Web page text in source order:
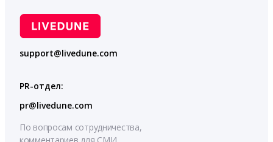
support@livedune.com
PR-отдел:
pr@livedune.com
По вопросам сотрудничества,